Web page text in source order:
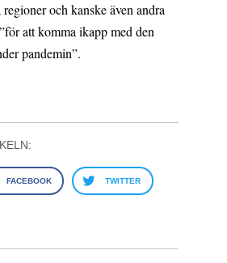
och kanske även andra
att komma ikapp med den
pandemin”.
FACEBOOK TWITTER